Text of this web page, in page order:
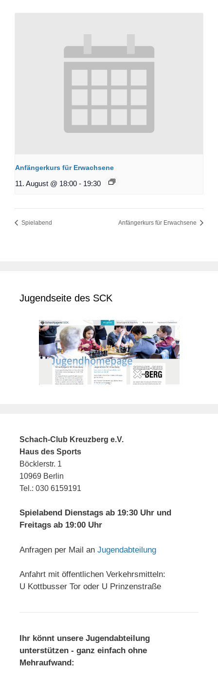
Anfängerkurs für Erwachsene
11. August @ 18:00 - 19:30
Spielabend Anfängerkurs für Erwachsene
Jugendseite des SCK
Schach-Club Kreuzberg e.V.
Haus des Sports
Böcklerstr. 1
10969 Berlin
Tel.: 030 6159191
Spielabend Dienstags ab 19:30 Uhr und
Freitags ab 19:00 Uhr
Anfragen per Mail an Jugendabteilung
Anfahrt mit öffentlichen Verkehrsmitteln:
U Kottbusser Tor oder U Prinzenstraße
Ihr könnt unsere Jugendabteilung
unterstützen - ganz einfach ohne
Mehraufwand: